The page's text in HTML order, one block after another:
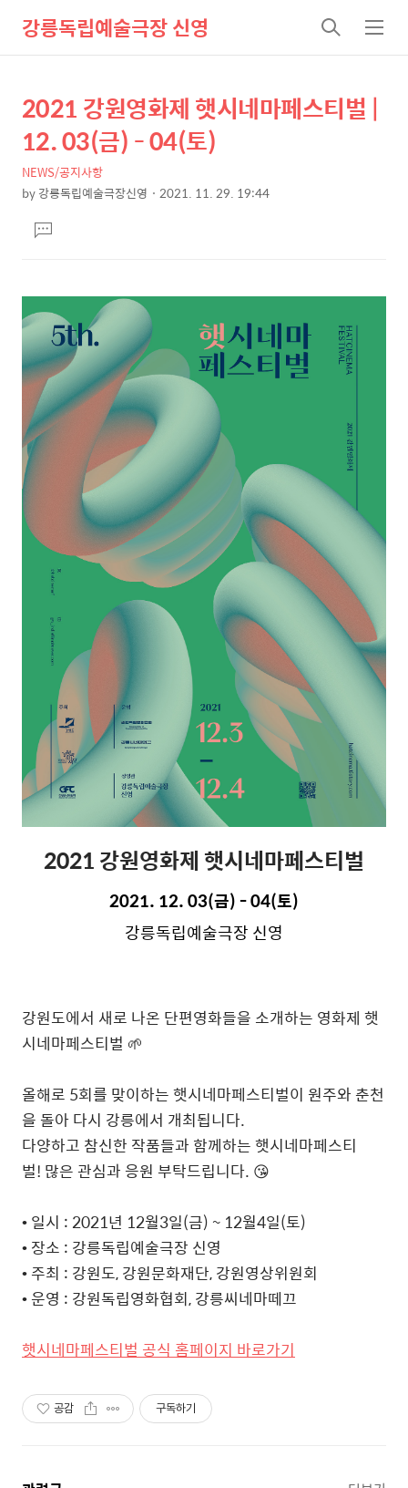
강릉독립예술극장 신영
검
색
메
뉴
상
세
컨
텐
본
문
제
목
2021 강원영화제 햇시네마페스티벌 |
12. 03(금) - 04(토)
NEWS/공지사항
by강릉독립예술극장신영 2021. 11. 29. 19:44
문댓
글
2021 강원영화제 햇시네마페스티벌
2021. 12. 03(금) - 04(토)
강릉독립예술극장 신영
강원도에서 새로 나온 단편영화들을 소개하는 영화제 햇
시네마페스티벌 🌱
올해로 5회를 맞이하는 햇시네마페스티벌이 원주와 춘천
을 돌아 다시 강릉에서 개최됩니다.
다양하고 참신한 작품들과 함께하는 햇시네마페스티
벌! 많은 관심과 응원 부탁드립니다. 😘
• 일시 : 2021년 12월3일(금) ~ 12월4일(토)
• 장소 : 강릉독립예술극장 신영
• 주최 : 강원도, 강원문화재단, 강원영상위원회
• 운영 : 강원독립영화협회, 강릉씨네마떼끄
햇시네마페스티벌 공식 홈페이지 바로가기
공감 구독하기